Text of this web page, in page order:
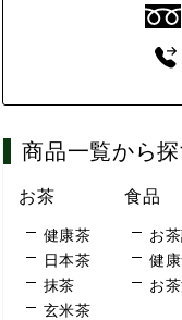
商品一覧から
お茶
健康茶
日本茶
抹茶
玄米茶
食品
お
健
お